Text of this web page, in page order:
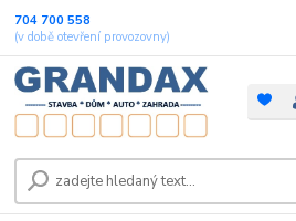
704 700 558
(v době otevření provozovny)